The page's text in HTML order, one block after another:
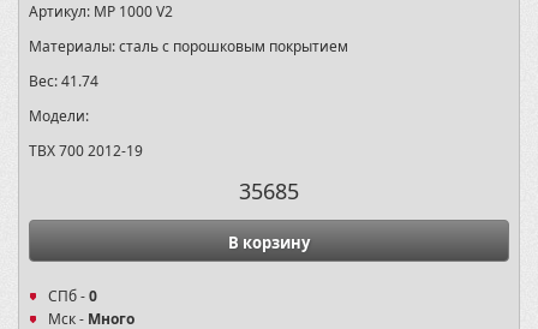
Артикул: MP 1000 V2
Материалы:сталь с порошковым покрытием
Вес:41.74
Модели:
TBX 700 2012-19
35685
В корзину
СПб -0
Мск - Много